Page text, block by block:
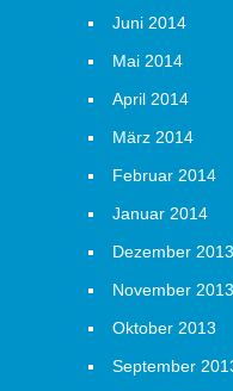
Juni 2014
Mai 2014
April 2014
März 2014
Februar 2014
Januar 2014
Dezember 2013
November 2013
Oktober 2013
September